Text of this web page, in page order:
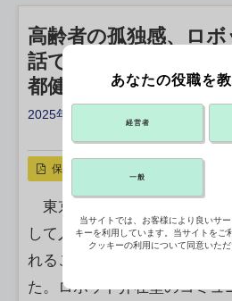
高齢者の孤独感、ロ
話で改善
都健康長寿医療センタ
2025年12月16日 14:45
保存
東京都健康長寿医療センタ
して人とつながることで高齢
れることを無作為化比較試験
た。ロボット介在型のコミュ
あなたの役職を
経営者
一般
当サイトでは、お客様により良いサ
キーを利用しています。当サイトをご
クッキーの利用について同意いた